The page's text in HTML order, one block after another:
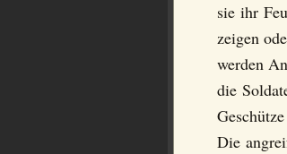
sie ihr
zeigen
werden
die
Die